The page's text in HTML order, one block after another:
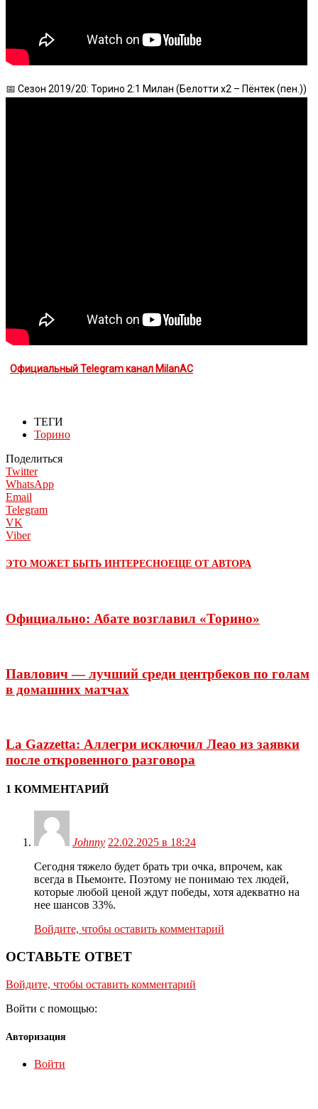
📅 Сезон 2019/20: Торино 2:1 Милан (Белотти x2 – Пёнтек (пен.))
Официальный Telegram канал MilanAC
ТЕГИ
Торино
Поделиться
Twitter
WhatsApp
Email
Telegram
VK
Viber
ЭТО МОЖЕТ БЫТЬ ИНТЕРЕСНОЕЩЕ ОТ АВТОРА
Официально: Абате возглавил «Торино»
Павлович — лучший среди центрбеков по голам
в домашних матчах
La Gazzetta: Аллегри исключил Леао из заявки
после откровенного разговора
1 КОММЕНТАРИЙ
Johnny 22.02.2025 в 18:24
Сегодня тяжело будет брать три очка, впрочем, как
всегда в Пьемонте. Поэтому не понимаю тех людей,
которые любой ценой ждут победы, хотя адекватно на
нее шансов 33%.
Войдите, чтобы оставить комментарий
ОСТАВЬТЕ ОТВЕТ
Войдите, чтобы оставить комментарий
Войти с помощью:
Авторизация
Войти